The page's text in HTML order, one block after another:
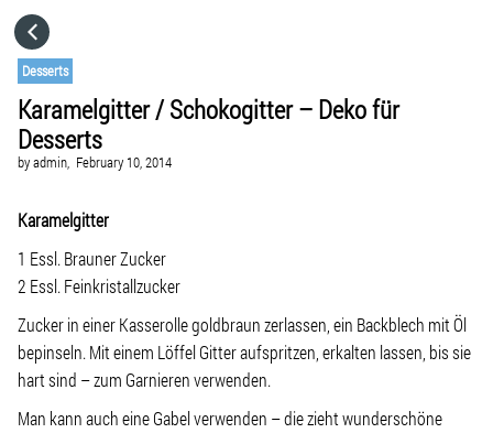
Desserts
Karamelgitter / Schokogitter – Deko für
Desserts
byadmin, February 10, 2014
Karamelgitter
1 Essl. Brauner Zucker
2 Essl. Feinkristallzucker
Zucker in einer Kasserolle goldbraun zerlassen, ein Backblech mit Öl
bepinseln. Mit einem Löffel Gitter aufspritzen, erkalten lassen, bis sie
hart sind – zum Garnieren verwenden.
Man kann auch eine Gabel verwenden – die zieht wunderschöne
CATEGORIES